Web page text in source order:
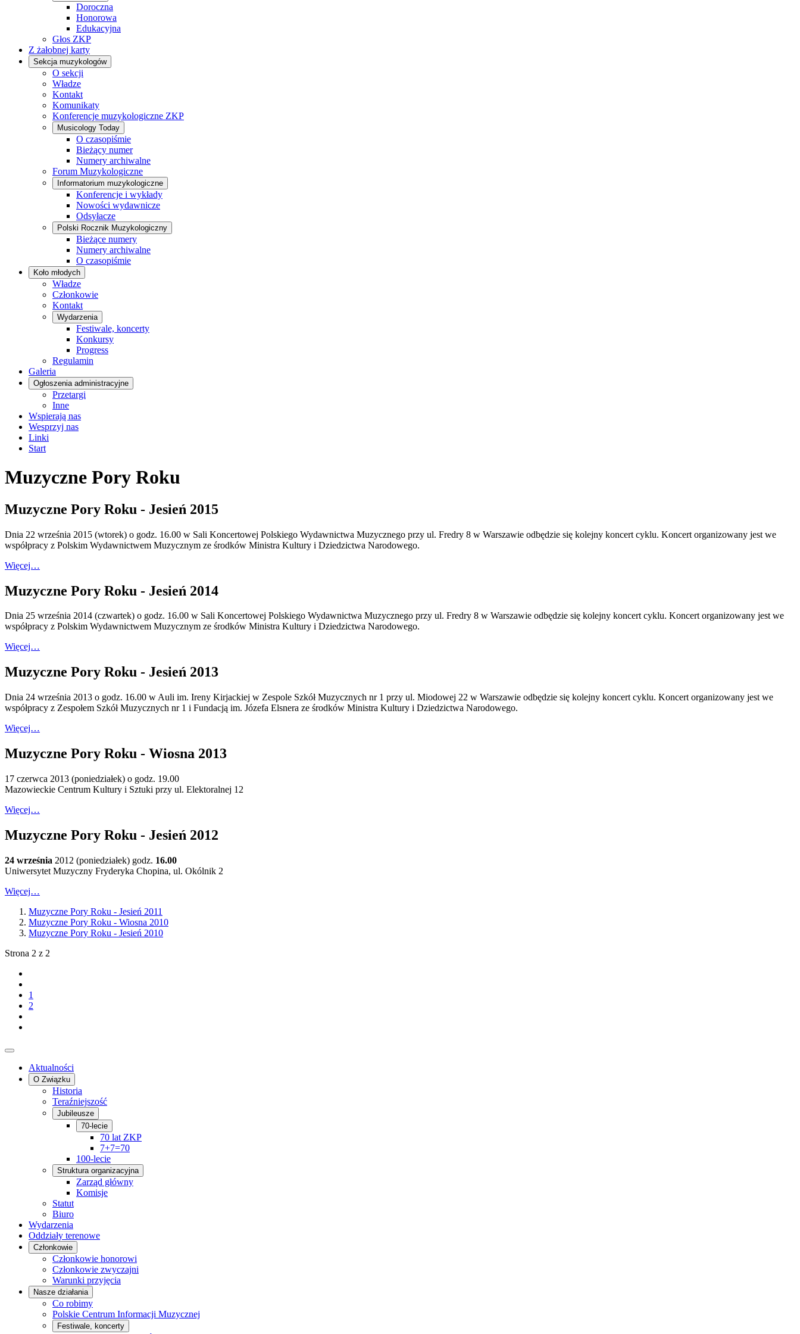
Doroczna
Honorowa
Edukacyjna
Głos ZKP
Z żałobnej karty
Sekcja muzykologów
O sekcji
Władze
Kontakt
Komunikaty
Konferencje muzykologiczne ZKP
Musicology Today
O czasopiśmie
Bieżący numer
Numery archiwalne
Forum Muzykologiczne
Informatorium muzykologiczne
Konferencje i wykłady
Nowości wydawnicze
Odsyłacze
Polski Rocznik Muzykologiczny
Bieżące numery
Numery archiwalne
O czasopiśmie
Koło młodych
Władze
Członkowie
Kontakt
Wydarzenia
Festiwale, koncerty
Konkursy
Progress
Regulamin
Galeria
Ogłoszenia administracyjne
Przetargi
Inne
Wspierają nas
Wesprzyj nas
Linki
Start
Muzyczne Pory Roku
Muzyczne Pory Roku - Jesień 2015
Dnia 22 września 2015 (wtorek) o godz. 16.00 w Sali Koncertowej Polskiego Wydawnictwa Muzycznego przy ul. Fredry 8 w Warszawie odbędzie się kolejny koncert cyklu. Koncert organizowany jest we
współpracy z Polskim Wydawnictwem Muzycznym ze środków Ministra Kultury i Dziedzictwa Narodowego.
Więcej…
Muzyczne Pory Roku - Jesień 2014
Dnia 25 września 2014 (czwartek) o godz. 16.00 w Sali Koncertowej Polskiego Wydawnictwa Muzycznego przy ul. Fredry 8 w Warszawie odbędzie się kolejny koncert cyklu. Koncert organizowany jest we
współpracy z Polskim Wydawnictwem Muzycznym ze środków Ministra Kultury i Dziedzictwa Narodowego.
Więcej…
Muzyczne Pory Roku - Jesień 2013
Dnia 24 września 2013 o godz. 16.00 w Auli im. Ireny Kirjackiej w Zespole Szkół Muzycznych nr 1 przy ul. Miodowej 22 w Warszawie odbędzie się kolejny koncert cyklu. Koncert organizowany jest we
współpracy z Zespołem Szkół Muzycznych nr 1 i Fundacją im. Józefa Elsnera ze środków Ministra Kultury i Dziedzictwa Narodowego.
Więcej…
Muzyczne Pory Roku - Wiosna 2013
17 czerwca 2013 (poniedziałek) o godz. 19.00
Mazowieckie Centrum Kultury i Sztuki przy ul. Elektoralnej 12
Więcej…
Muzyczne Pory Roku - Jesień 2012
24 września 2012 (poniedziałek) godz. 16.00
Uniwersytet Muzyczny Fryderyka Chopina, ul. Okólnik 2
Więcej…
Muzyczne Pory Roku - Jesień 2011
Muzyczne Pory Roku - Wiosna 2010
Muzyczne Pory Roku - Jesień 2010
Strona 2 z 2
1
2
Aktualności
O Związku
Historia
Teraźniejszość
Jubileusze
70-lecie
70 lat ZKP
7+7=70
100-lecie
Struktura organizacyjna
Zarząd główny
Komisje
Statut
Biuro
Wydarzenia
Oddziały terenowe
Członkowie
Członkowie honorowi
Członkowie zwyczajni
Warunki przyjęcia
Nasze działania
Co robimy
Polskie Centrum Informacji Muzycznej
Festiwale, koncerty